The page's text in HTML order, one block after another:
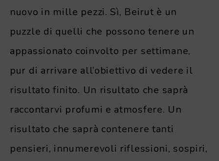
nuovo in mille pezzi. Sì, Beirut è un
puzzle di quelli che possono tenere un
appassionato coinvolto per settimane,
pur di arrivare all’obiettivo di vedere il
risultato finito. Un risultato che saprà
raccontarvi profumi e atmosfere. Un
risultato che saprà contenere tanti
pensieri, innumerevoli riflessioni, sospiri,